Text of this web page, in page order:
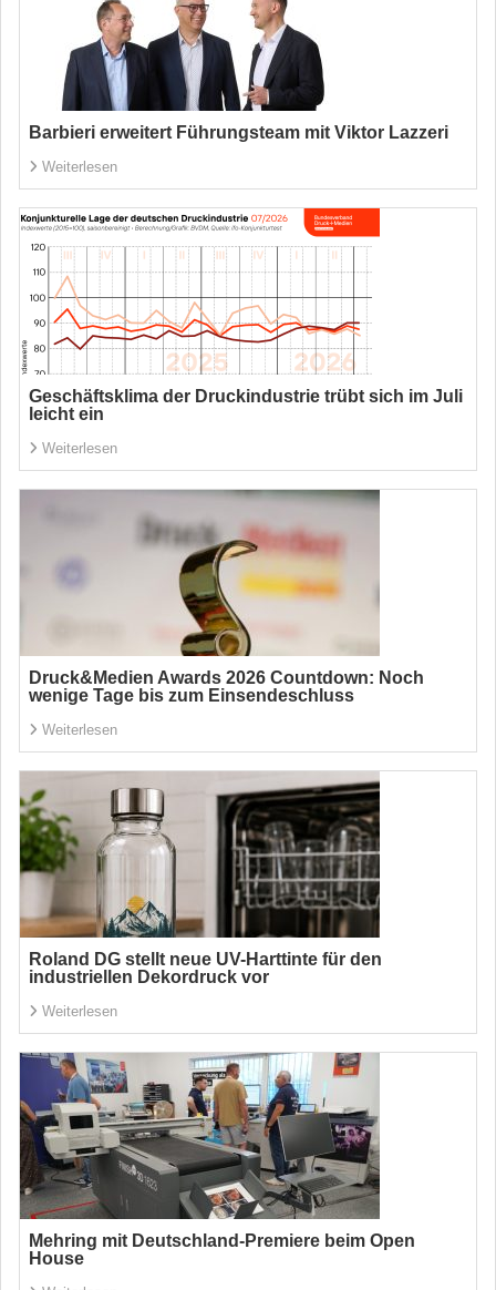
Barbieri erweitert Führungsteam mit Viktor Lazzeri
Weiterlesen
Geschäftsklima der Druckindustrie trübt sich im Juli
leicht ein
Weiterlesen
Druck&Medien Awards 2026 Countdown: Noch
wenige Tage bis zum Einsendeschluss
Weiterlesen
Roland DG stellt neue UV-Harttinte für den
industriellen Dekordruck vor
Weiterlesen
Mehring mit Deutschland-Premiere beim Open
House